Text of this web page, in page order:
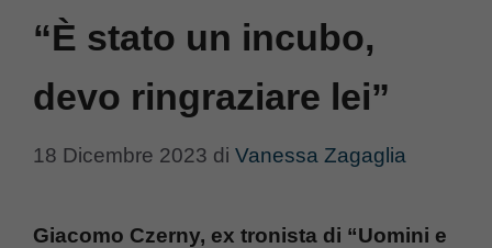
“È stato un incubo,
devo ringraziare lei”
18 Dicembre 2023 di Vanessa Zagaglia
Giacomo Czerny, ex tronista di “Uomini e